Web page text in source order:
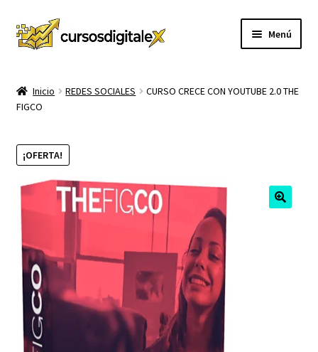
Ir
a
Ir
al
Menú
TIENDA
CURSOS
hijo
MEMBRESIA
MI CUENTA
CARRITO
CONTACTO
Inicio REDES SOCIALES
CURSO CRECE CON YOUTUBE 2.0 THE
FIGCO
¡OFERTA!